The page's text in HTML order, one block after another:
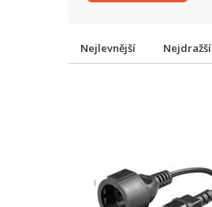
Nejlevnější Nejdražší